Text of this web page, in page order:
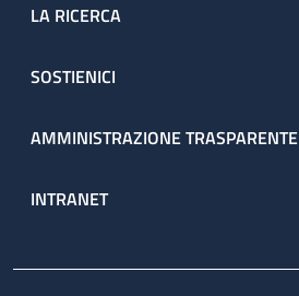
LA RICERCA
SOSTIENICI
AMMINISTRAZIONE TRASPARENTE
INTRANET